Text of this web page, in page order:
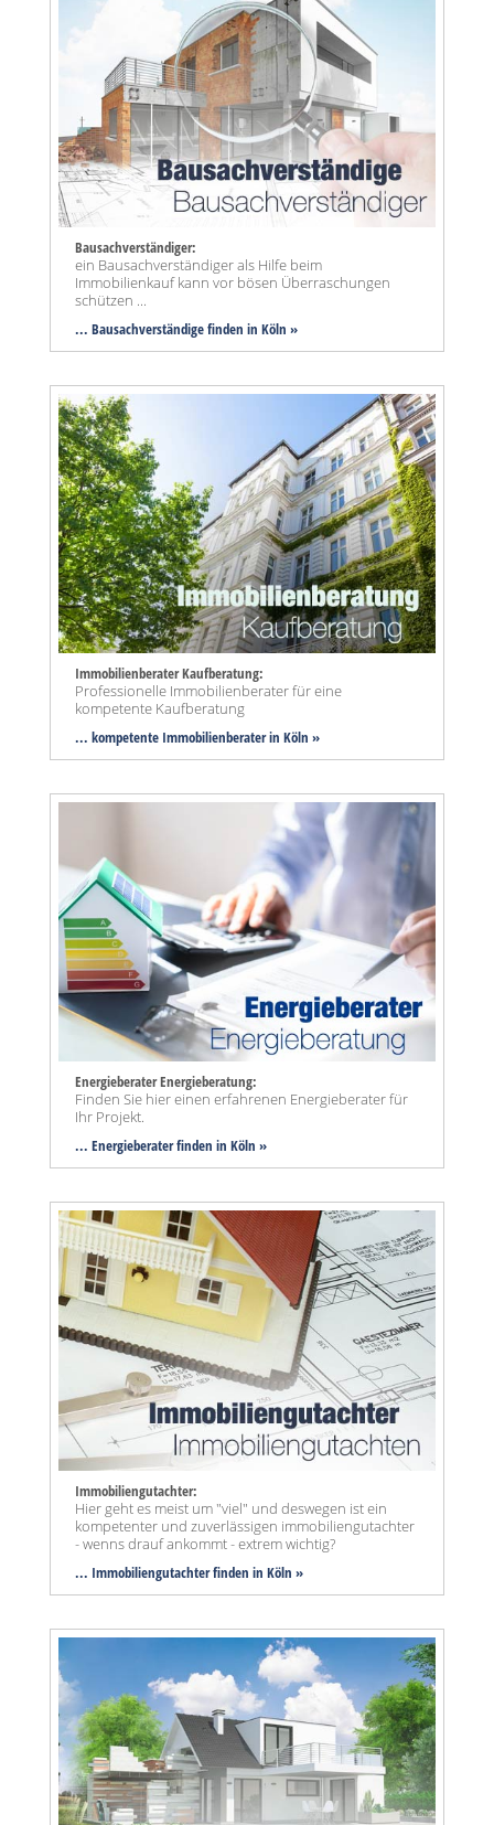
Bausachverständiger:
ein Bausachverständiger als Hilfe beim
Immobilienkauf kann vor bösen Überraschungen
schützen ...
... Bausachverständige finden in Köln »
Immobilienberater Kaufberatung:
Professionelle Immobilienberater für eine
kompetente Kaufberatung
... kompetente Immobilienberater in Köln »
Energieberater Energieberatung:
Finden Sie hier einen erfahrenen Energieberater für
Ihr Projekt.
... Energieberater finden in Köln »
Immobiliengutachter:
Hier geht es meist um "viel" und deswegen ist ein
kompetenter und zuverlässigen immobiliengutachter
- wenns drauf ankommt - extrem wichtig?
... Immobiliengutachter finden in Köln »